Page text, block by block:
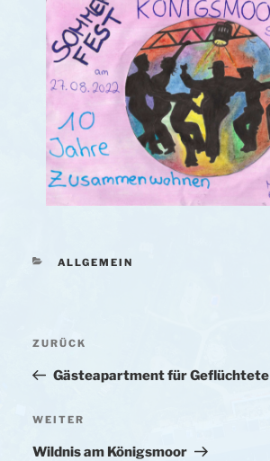
KATEGORIEN
ALLGEMEIN
Beitragsnavigation
Vorheriger
Beitrag
ZURÜCK
Gästeapartment für Geflüchtete
Nächster
Beitrag
WEITER
Wildnis am Königsmoor